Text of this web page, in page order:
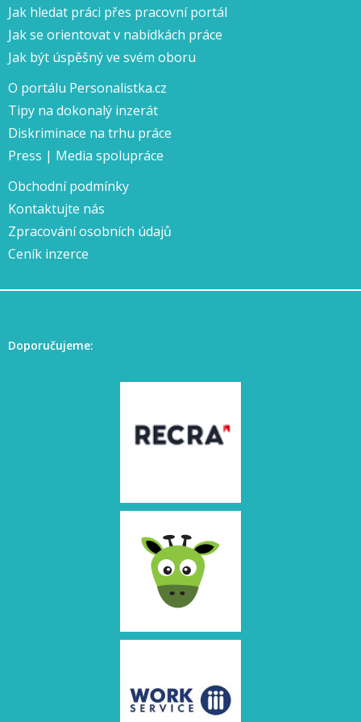
Jak hledat práci přes pracovní portál
Jak se orientovat v nabídkách práce
Jak být úspěšný ve svém oboru
O portálu Personalistka.cz
Tipy na dokonalý inzerát
Diskriminace na trhu práce
Press | Media spolupráce
Obchodní podmínky
Kontaktujte nás
Zpracování osobních údajů
Ceník inzerce
Doporučujeme: